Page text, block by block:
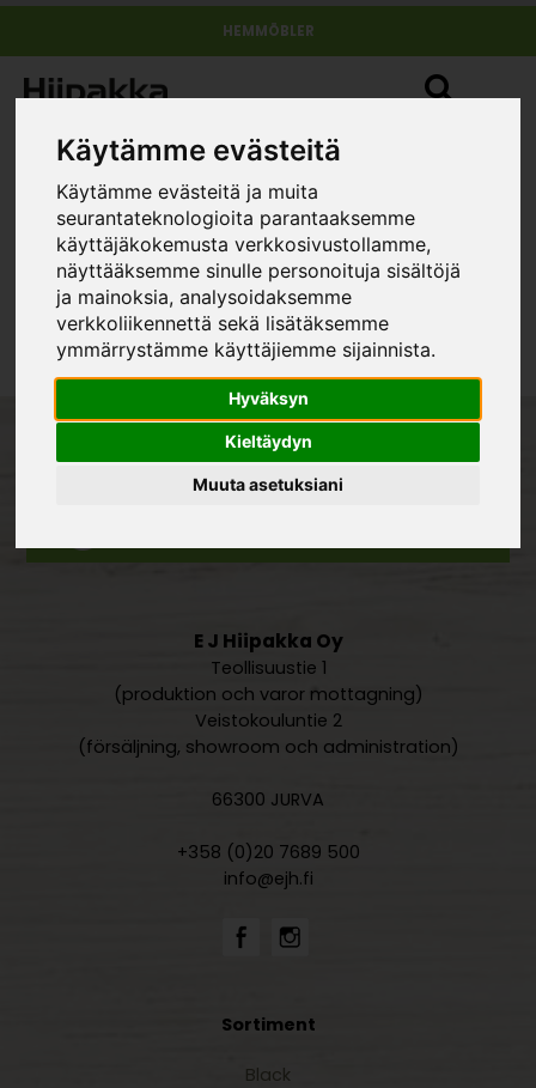
Käytämme evästeitä
Käytämme evästeitä ja muita
seurantateknologioita parantaaksemme
käyttäjäkokemusta verkkosivustollamme,
näyttääksemme sinulle personoituja sisältöjä
ja mainoksia, analysoidaksemme
verkkoliikennettä sekä lisätäksemme
ymmärrystämme käyttäjiemme sijainnista.
Hyväksyn
Kieltäydyn
Muuta asetuksiani
HEMMÖBLER
Aktuellt
Webbplatsen har uppdaterats
Hiipakka möbler- För ditt hem
E J Hiipakka Oy
Teollisuustie 1
(produktion och varor mottagning)
Veistokouluntie 2
(försäljning, showroom och administration)
66300 JURVA
+358 (0)20 7689 500
info@ejh.fi
Sortiment
Black